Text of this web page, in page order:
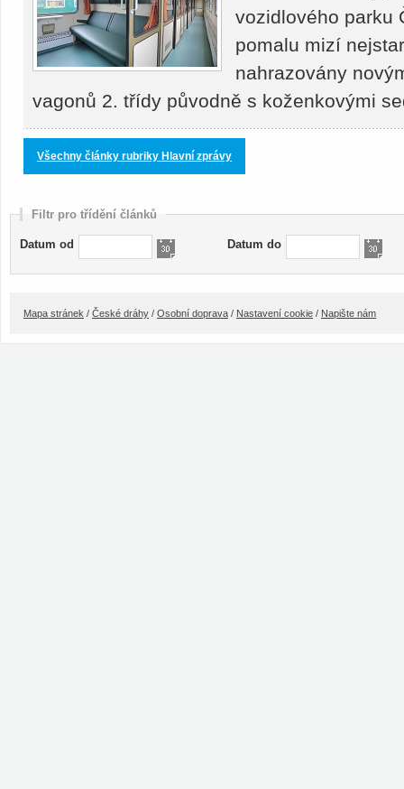
vozidlového parku
pomalu mizí
nahrazovány
vagonů 2. třídy původně s koženkovými
Všechny články rubriky Hlavní zprávy
Filtr pro třídění článků
Datum od Datum do
Mapa stránek / České dráhy / Osobní doprava / Nastavení cookie / Napište nám